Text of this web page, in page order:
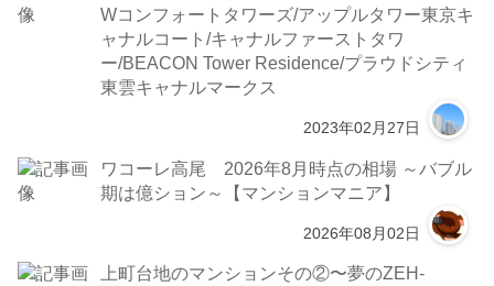
Wコンフォートタワーズ/アップルタワー東京キ
ャナルコート/キャナルファーストタワ
ー/BEACON Tower Residence/プラウドシティ
東雲キャナルマークス
2023年02月27日
ワコーレ高尾 2026年8月時点の相場 ～バブル
期は億ション～【マンションマニア】
2026年08月02日
上町台地のマンションその②〜夢のZEH-